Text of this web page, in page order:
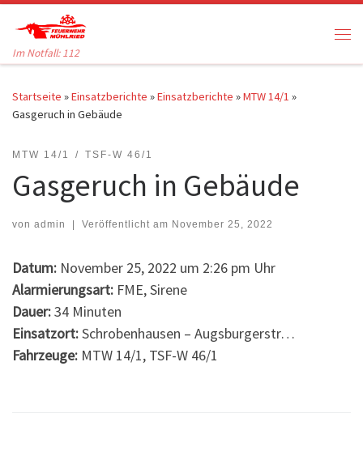
Zum Inhalt springen
Im Notfall: 112
Startseite »Einsatzberichte »Einsatzberichte »MTW 14/1 »
Gasgeruch in Gebäude
MTW 14/1 TSF-W 46/1
Gasgeruch in Gebäude
von admin | Veröffentlicht am November 25, 2022
Datum: November 25, 2022 um 2:26 pm Uhr
Alarmierungsart: FME, Sirene
Dauer:34 Minuten
Einsatzort:Schrobenhausen – Augsburgerstr…
Fahrzeuge: MTW 14/1, TSF-W 46/1